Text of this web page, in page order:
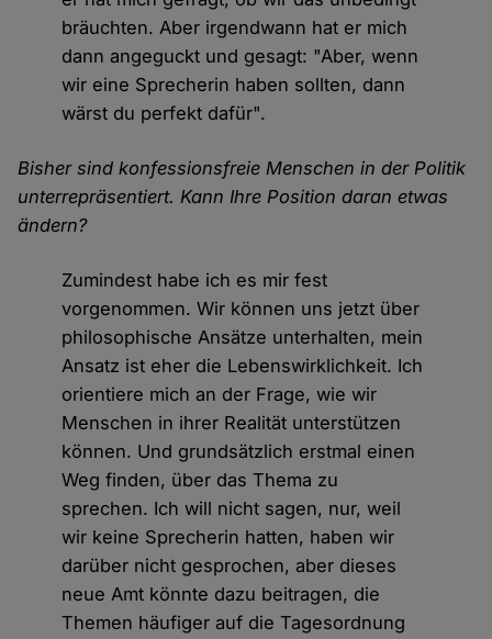
bräuchten. Aber irgendwann hat er mich
dann angeguckt und gesagt: "Aber, wenn
wir eine Sprecherin haben sollten, dann
wärst du perfekt dafür".
Bisher sind konfessionsfreie Menschen in der Politik
unterrepräsentiert. Kann Ihre Position daran etwas
ändern?
Zumindest habe ich es mir fest
vorgenommen. Wir können uns jetzt über
philosophische Ansätze unterhalten, mein
Ansatz ist eher die Lebenswirklichkeit. Ich
orientiere mich an der Frage, wie wir
Menschen in ihrer Realität unterstützen
können. Und grundsätzlich erstmal einen
Weg finden, über das Thema zu
sprechen. Ich will nicht sagen, nur, weil
wir keine Sprecherin hatten, haben wir
darüber nicht gesprochen, aber dieses
neue Amt könnte dazu beitragen, die
Themen häufiger auf die Tagesordnung